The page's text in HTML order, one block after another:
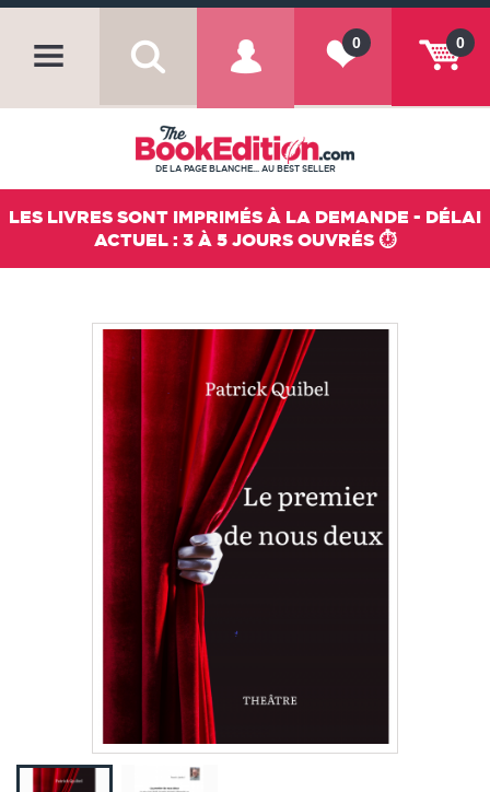
0
0
DE LA PAGE BLANCHE... AU BEST SELLER
LES LIVRES SONT IMPRIMÉS À LA DEMANDE - DÉLAI
ACTUEL : 3 À 5 JOURS OUVRÉS ⏱️